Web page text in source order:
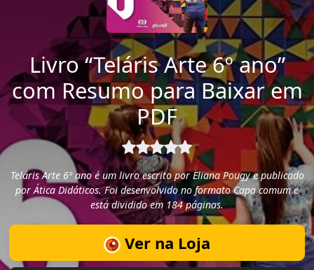
Livro “Teláris Arte 6º ano”
com Resumo para Baixar em
PDF
Teláris Arte 6º ano é um livro escrito por Eliana Pougy e publicado
por Ática Didáticos. Foi desenvolvido no formato Capa comum e
está dividido em 184 páginas.
Ver na Loja